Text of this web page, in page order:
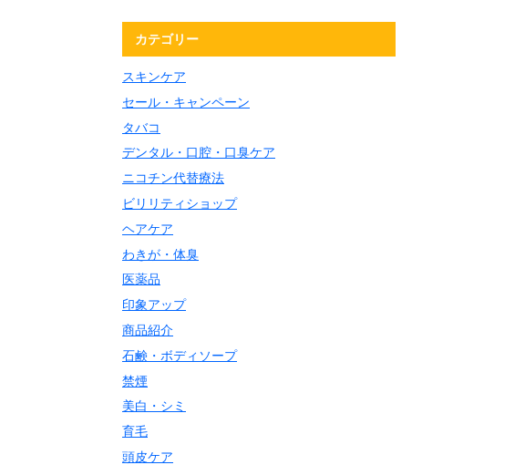
カテゴリー
スキンケア
セール・キャンペーン
タバコ
デンタル・口腔・口臭ケア
ニコチン代替療法
ビリリティショップ
ヘアケア
わきが・体臭
医薬品
印象アップ
商品紹介
石鹸・ボディソープ
禁煙
美白・シミ
育毛
頭皮ケア